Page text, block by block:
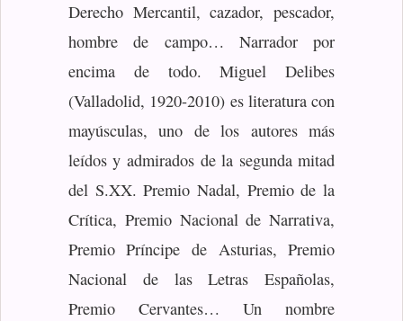
Derecho Mercantil, cazador, pescador,
hombre de campo… Narrador por
encima de todo. Miguel Delibes
(Valladolid, 1920-2010) es literatura con
mayúsculas, uno de los autores más
leídos y admirados de la segunda mitad
del S.XX. Premio Nadal, Premio de la
Crítica, Premio Nacional de Narrativa,
Premio Príncipe de Asturias, Premio
Nacional de las Letras Españolas,
Premio Cervantes… Un nombre